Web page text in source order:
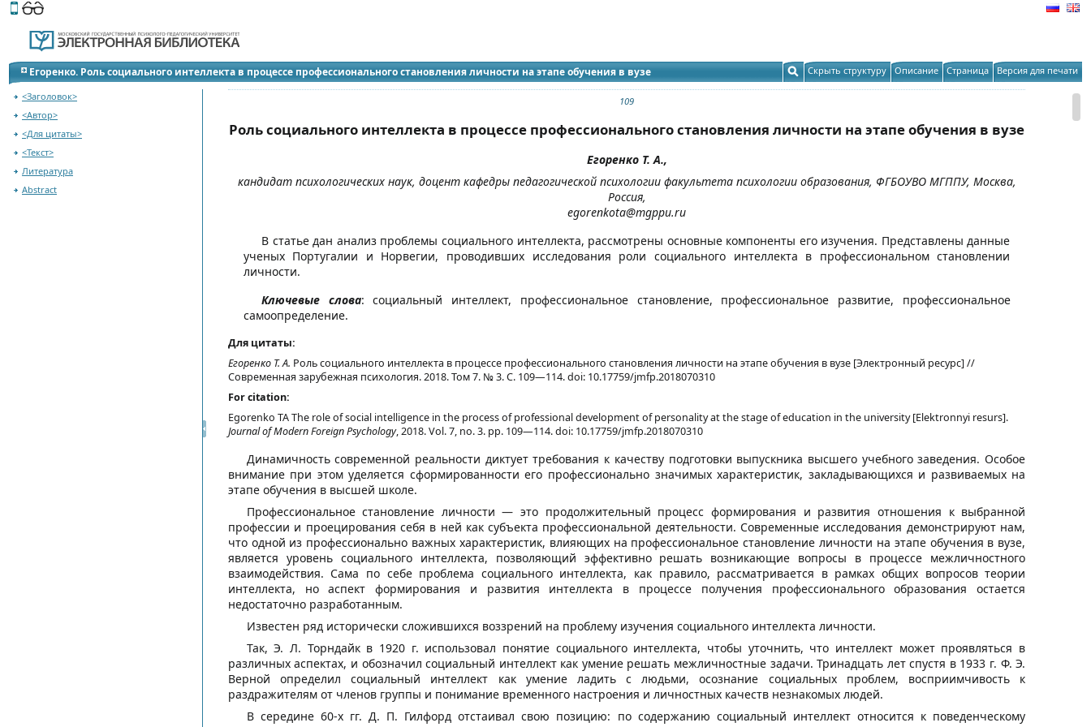
Этот сайт поддерживает
Егоренко. Роль социального интеллекта в процессе профессионального становления личности на этапе обучения в вузе Скрыть структуру Описание Страница Версия для печати
<Заголовок>
<Автор>
<Для цитаты>
<Текст>
Литература
Abstract
Перейти на оглавление журнала
109
Роль социального интеллекта в процессе профессионального становления личности на этапе обучения в вузе
Егоренко Т. А.,
кандидат психологических наук, доцент кафедры педагогической психологии факультета психологии образования, ФГБОУВО МГППУ, Москва,
Россия,
egorenkota@mgppu.ru
В статье дан анализ проблемы социального интеллекта, рассмотрены основные компоненты его изучения. Представлены данные
ученых Португалии и Норвегии, проводивших исследования роли социального интеллекта в профессиональном становлении
личности.
Ключевые слова: социальный интеллект, профессиональное становление, профессиональное развитие, профессиональное
самоопределение.
Для цитаты:
Егоренко Т. А. Роль социального интеллекта в процессе профессионального становления личности на этапе обучения в вузе [Электронный ресурс] //
Современная зарубежная психология. 2018. Том 7. № 3. С. 109—114. doi: 10.17759/jmfp.2018070310
For citation:
Egorenko ТА The role of social intelligence in the process of professional development of personality at the stage of education in the university [Elektronnyi resurs].
Journal of Modern Foreign Psychology, 2018. Vol. 7, no. 3. pp. 109—114. doi: 10.17759/jmfp.2018070310
Динамичность современной реальности диктует требования к качеству подготовки выпускника высшего учебного заведения. Особое
внимание при этом уделяется сформированности его профессионально значимых характеристик, закладывающихся и развиваемых на
этапе обучения в высшей школе.
Профессиональное становление личности — это продолжительный процесс формирования и развития отношения к выбранной
профессии и проецирования себя в ней как субъекта профессиональной деятельности. Современные исследования демонстрируют нам,
что одной из профессионально важных характеристик, влияющих на профессиональное становление личности на этапе обучения в вузе,
является уровень социального интеллекта, позволяющий эффективно решать возникающие вопросы в процессе межличностного
взаимодействия. Сама по себе проблема социального интеллекта, как правило, рассматривается в рамках общих вопросов теории
интеллекта, но аспект формирования и развития интеллекта в процессе получения профессионального образования остается
недостаточно разработанным.
Известен ряд исторически сложившихся воззрений на проблему изучения социального интеллекта личности.
Так, Э. Л. Торндайк в 1920 г. использовал понятие социального интеллекта, чтобы уточнить, что интеллект может проявляться в
различных аспектах, и обозначил социальный интеллект как умение решать межличностные задачи. Тринадцать лет спустя в 1933 г. Ф. Э.
Верной определил социальный интеллект как умение ладить с людьми, осознание социальных проблем, восприимчивость к
раздражителям от членов группы и понимание временного настроения и личностных качеств незнакомых людей.
В середине 60-х гг. Д. П. Гилфорд отстаивал свою позицию: по содержанию социальный интеллект относится к поведенческому